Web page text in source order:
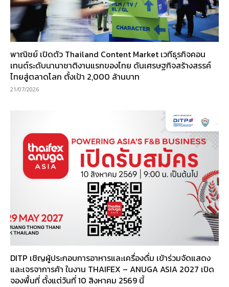
พาณิชย์ เปิดตัว Thailand Content Market เวทีธุรกิจคอน
เทนต์ระดับนานาชาติงานแรกของไทย ดันเศรษฐกิจสร้างสรรค์
ไทยสู่ตลาดโลก ตั้งเป้า 2,000 ล้านบาท
21/07/2026
DITP เชิญผู้ประกอบการอาหารและเครื่องดื่ม เข้าร่วมจัดแสดง
และเจรจาการค้า ในงาน THAIFEX – ANUGA ASIA 2027 เปิด
จองพื้นที่ ตั้งแต่วันที่ 10 สิงหาคม 2569 นี้